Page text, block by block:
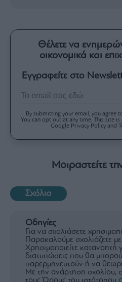
Θέλετε να
οικονομικά και
Εγγραφείτε στο
By submitting your email, you agree
You can opt out at any time. This site
Google Privacy Policy and
Μοιραστείτε
Σχόλια
Οδηγίες
Για να σχολιάσετε
Παρακαλούμε σχολιάζετε
Χρησιμοποιείτε
διατυπώσεις που θα
παρερμηνευτούν ή να
Με την ανάρτηση σχολίου,